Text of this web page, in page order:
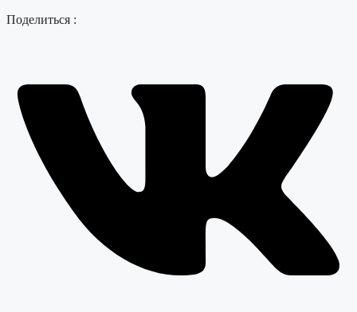
Поделиться :